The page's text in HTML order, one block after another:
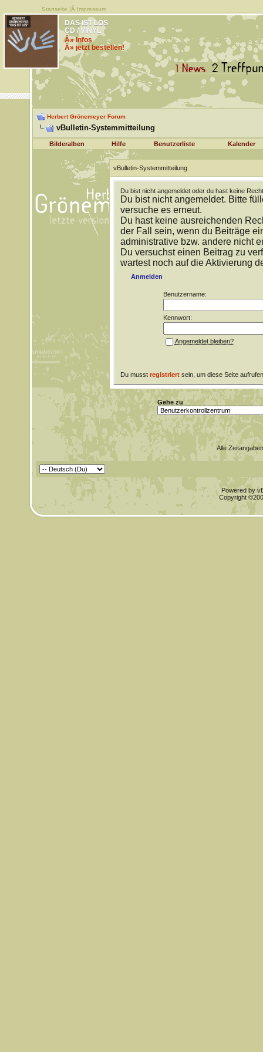
Startseite |Â Impressum
DAS IST LOS
CD / VINYL
Â» Infos
Â» jetzt bestellen!
Herbert Grönemeyer Forum
vBulletin-Systemmitteilung
Bilderalben Hilfe Benutzerliste Kalender
vBulletin-Systemmitteilung
Du bist nicht angemeldet oder du hast keine
Du bist nicht angemeldet. Bitte
versuche es erneut.
Du hast keine ausreichenden
der Fall sein, wenn du Beiträge
administrative bzw. andere nicht
Du versuchst einen Beitrag zu
wartest noch auf die Aktivierung
Anmelden
Benutzername:
Kennwort:
Angemeldet bleiben?
Du musst registriertsein, um diese Seite
Gehe zu
Alle
Powered by
Copyright